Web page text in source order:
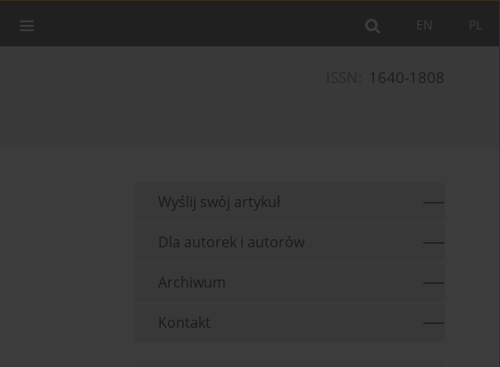
PL
EN
1640-1808
Wyślij swój artykuł
Dla autorek i autorów
Archiwum
Kontakt